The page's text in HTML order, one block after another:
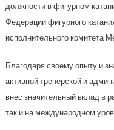
должности в фигурном
Федерации фигурного
исполнительного комитета
Благодаря своему опыту и
активной тренерской и
внес значительный вклад в
так и на международном